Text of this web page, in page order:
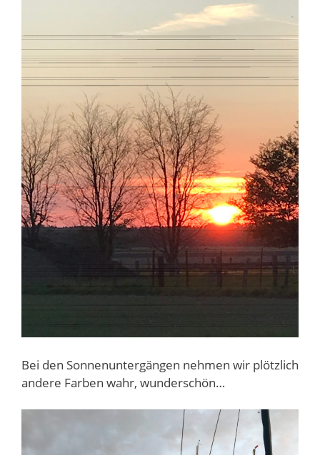
Bei den Sonnenuntergängen nehmen wir plötzlich
andere Farben wahr, wunderschön…